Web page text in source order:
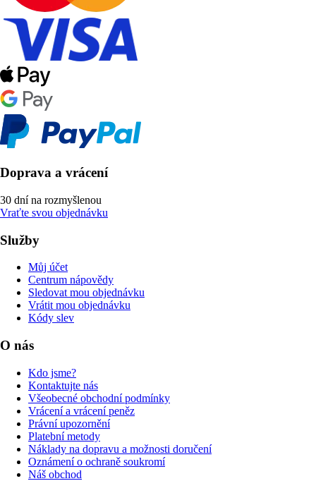
Doprava a vrácení
30 dní na rozmyšlenou
Vraťte svou objednávku
Služby
Můj účet
Centrum nápovědy
Sledovat mou objednávku
Vrátit mou objednávku
Kódy slev
O nás
Kdo jsme?
Kontaktujte nás
Všeobecné obchodní podmínky
Vrácení a vrácení peněz
Právní upozornění
Platební metody
Náklady na dopravu a možnosti doručení
Oznámení o ochraně soukromí
Náš obchod